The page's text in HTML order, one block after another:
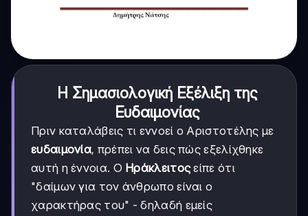
Η Σημασιολογική Εξέλιξη της
Ευδαιμονίας
Πριν καταλάβεις τι εννοεί ο Αριστοτέλης με
ευδαιμονία, πρέπει να δεις πώς εξελίχθηκε
αυτή η έννοια. Ο Ηράκλειτοςείπε ότι
"δαίμων για τον άνθρωπο είναι ο
χαρακτήρας του" - δηλαδή εμείς